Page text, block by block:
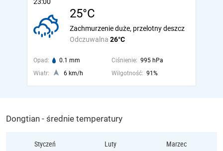
25°C
Odczuwalna 26°C
Zachmurzenie duże, przelotny deszcz
Opad: 0.1 mm Ciśnienie: 995 hPa
Wiatr:
6 km/h Wilgotność: 91%
Dongtian - średnie temperatury
Styczeń Luty Marzec